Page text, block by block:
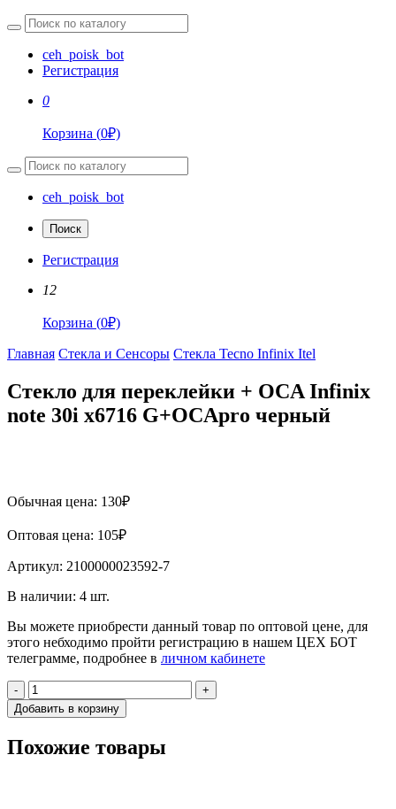
ceh_poisk_bot
Регистрация
0
Корзина (0₽)
ceh_poisk_bot
Поиск
Регистрация
12
Корзина (0₽)
Главная Стекла и Сенсоры Стекла Tecno Infinix Itel
Стекло для переклейки + OCA Infinix
note 30i x6716 G+OCApro черный
Обычная цена: 130₽
Оптовая цена: 105₽
Артикул: 2100000023592-7
В наличии: 4 шт.
Вы можете приобрести данный товар по оптовой цене, для
этого небходимо пройти регистрацию в нашем ЦЕХ БОТ
телеграмме, подробнее в личном кабинете
-
+
Добавить в корзину
Похожие товары